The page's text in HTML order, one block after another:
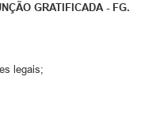
GRATIFICADA - FG.
legais;